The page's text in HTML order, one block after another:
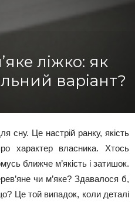
ліжко: як
варіант?
сну. Це настрій ранку, якість
характер власника. Хтось
ближче м’якість і затишок.
чи м’яке? Здавалося б,
Це той випадок, коли деталі